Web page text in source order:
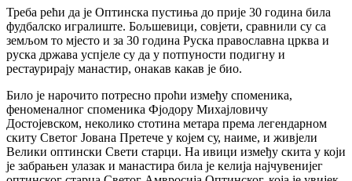
Треба рећи да је Оптинска пустиња до прије 30 година била
фудбалско игралиште. Бољшевици, совјети, сравнили су са
земљом то мјесто и за 30 година Руска православна црква и
руска држава успјеле су да у потпуности подигну и
рестаурирају манастир, онакав какав је био.
Било је нарочито потресно проћи између споменика,
феноменалног споменика Фјодору Михајловичу
Достојевском, неколико стотина метара према легендарном
скиту Светог Јована Претече у којем су, наиме, и живјели
Велики оптински Свети старци. На ивици између скита у који
је забрањен улазак и манастира била је келија најчувенијег